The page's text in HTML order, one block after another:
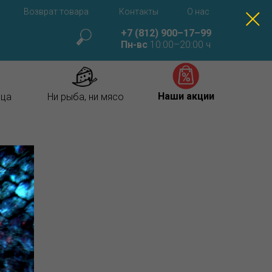
О нас
Контакты
Ни рыба, ни мясо Наши акции
+7 (812) 900–17–99
Пн-вс 10:00–20:00 ч
Возврат товара